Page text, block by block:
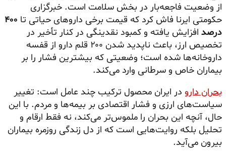
از وضعیت فاجعه‌بار در بخش سلامت است. خبرگزاری
حکومتی ایرنا فاش کرد که قیمت برخی داروهای حیاتی تا ۴۰۰
درصد افزایش یافته و کمبود نقدینگی در کنار تأخیر در
تخصیص ارز، باعث ناپدید شدن ۲۰۰ قلم دارو از قفسه
داروخانه‌ها شده است؛ وضعیتی که بیشترین فشار را بر
بیماران خاص و سرطانی وارد می‌کند.
بحران دارو در ایران محصول ترکیب چند عامل است: تغییر
سیاست‌های ارزی و فشار اقتصادی بر بیمه‌ها و مردم. با این
حال، آنچه این بحران را ملموس‌تر می‌کند، نه فقط ارقام و
تحلیل‌ بلکه روایت‌هایی است که از دل زندگی روزمره بیماران
بیرون می‌آید.